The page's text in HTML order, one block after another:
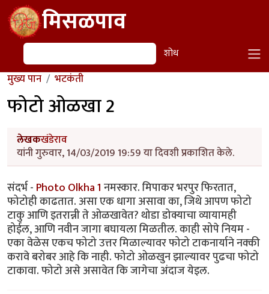
Skip to main contentमिसळपाव
शोध शोध
मुख्य पान भटकंती
फोटो ओळखा 2
लेखकखंडेराव
यांनी गुरुवार, 14/03/2019 19:59 या दिवशी प्रकाशित केले.
संदर्भ -Photo Olkha 1नमस्कार. मिपाकर भरपुर फिरतात,
फोटोही काढतात. असा एक धागा असावा का, जिथे आपण फोटो
टाकु आणि इतरान्नी ते ओळखावेत? थोडा डोक्याचा व्यायामही
होईल, आणि नवीन जागा बघायला मिळतील. काही सोपे नियम -
एका वेळेस एकच फोटो उत्तर मिळाल्यावर फोटो टाकनार्याने नक्की
करावे बरोबर आहे कि नाही. फोटो ओळखुन झाल्यावर पुढचा फोटो
टाकावा. फोटो असे असावेत कि जागेचा अंदाज येइल.